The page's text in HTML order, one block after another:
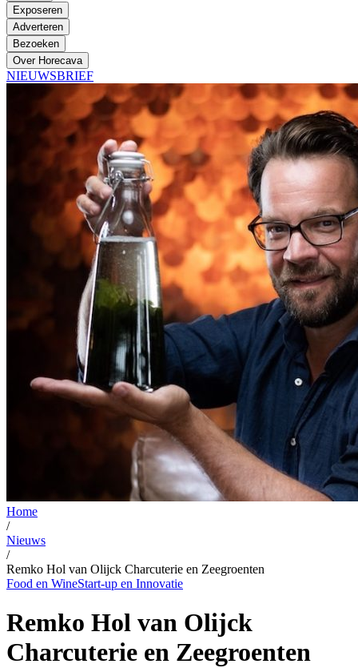
Exposeren
Adverteren
Bezoeken
Over Horecava
NIEUWSBRIEF
Home
/
Nieuws
/
Remko Hol van Olijck Charcuterie en Zeegroenten
Food en WineStart-up en Innovatie
Remko Hol van Olijck
Charcuterie en Zeegroenten